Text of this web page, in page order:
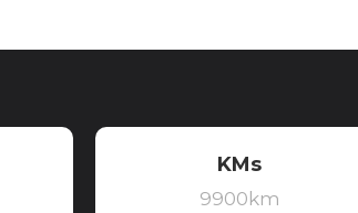
KMs
9900km